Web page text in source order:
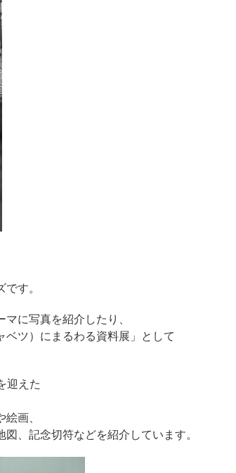
す。
に写真を紹介したり、
ベツ）にまるわる資料展」として
迎えた
画、
、記念切符などを紹介しています。